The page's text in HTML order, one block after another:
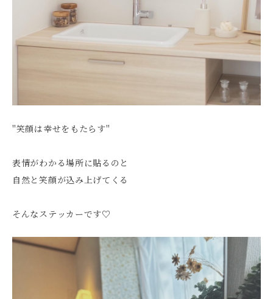
"笑顔は幸せをもたらす"
表情がわかる場所に貼るのと
自然と笑顔が込み上げてくる
そんなステッカーです♡